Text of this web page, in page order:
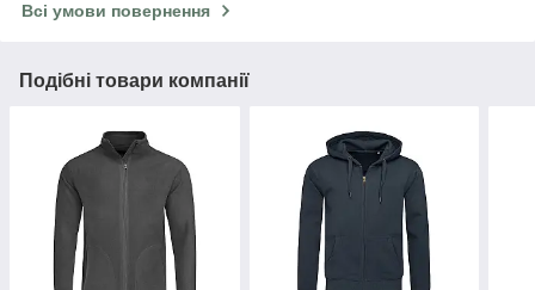
Всі умови повернення
Подібні товари компанії